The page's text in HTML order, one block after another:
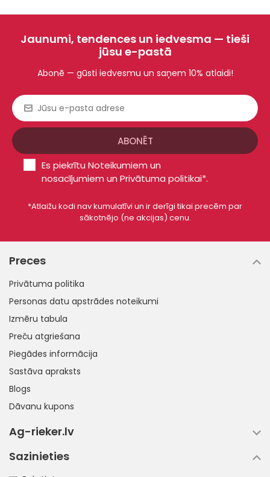
Jaunumi, tendences un iedvesma — tieši
jūsu e-pastā
Abonē — gūsti iedvesmu un saņem 10% atlaidi!
Es piekrītu Noteikumiem un
nosacījumiem un Privātuma politikai*.
*Atlaižu kodi nav kumulatīvi un ir derīgi tikai precēm par
sākotnējo (ne akcijas) cenu.
Preces
Privātuma politika
Personas datu apstrādes noteikumi
Izmēru tabula
Preču atgriešana
Piegādes informācija
Sastāva apraksts
Blogs
Dāvanu kupons
Ag-rieker.lv
Sazinieties